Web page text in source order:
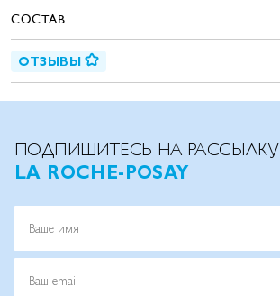
СОСТАВ
ОТЗЫВЫ
ПОДПИШИТЕСЬ НА РАССЫЛКУ
LA ROCHE-POSAY
Ваше имя
Ваш email